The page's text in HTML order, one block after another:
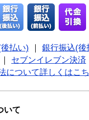
払い)
銀行振込(後
セブンイレブン決済
について詳しくはこ
いて